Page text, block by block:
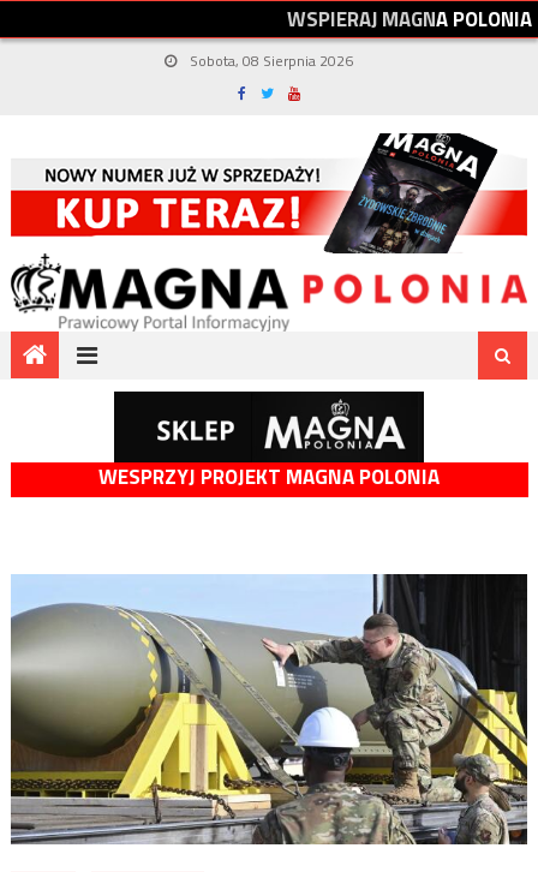
WSPIERAJMAGNAPOLONIA
Sobota, 08 Sierpnia 2026
WESPRZYJ PROJEKT MAGNA POLONIA